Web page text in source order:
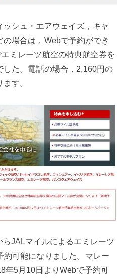
シュ・エアウェイズ，キャ
場合は，Webで予約ができ
ミレーツ航空の特典航空券を
た。電話の場合，2,160円の
す。
JALマイルによるエミレーツ
約可能になりました。マレー
年5月10日よりWebで予約可